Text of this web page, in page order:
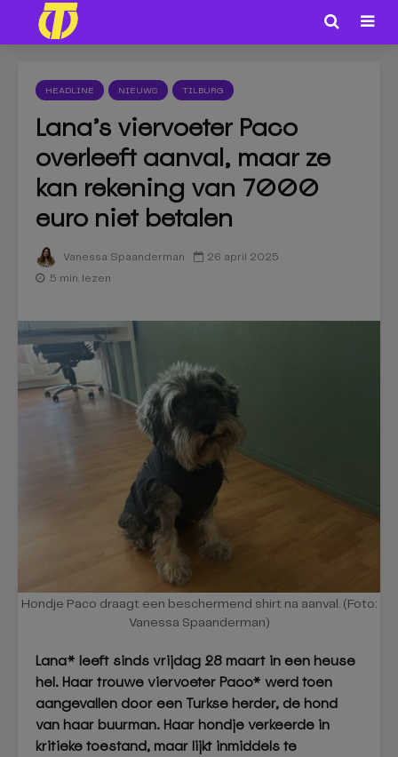
HEADLINE NIEUWS TILBURG
Lana’s viervoeter Paco
overleeft aanval, maar ze
kan rekening van 7000
euro niet betalen
Vanessa Spaanderman 26 april 2025
5 min. lezen
Hondje Paco draagt een beschermend shirt na aanval. (Foto:
Vanessa Spaanderman)
Lana* leeft sinds vrijdag 28 maart in een heuse
hel. Haar trouwe viervoeter Paco* werd toen
aangevallen door een Turkse herder, de hond
van haar buurman. Haar hondje verkeerde in
kritieke toestand, maar lijkt inmiddels te